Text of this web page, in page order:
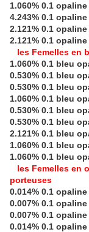
1.060% 0.1
4.243% 0.1
2.121% 0.1
2.121% 0.1
les Femelles en
1.060% 0.1 bleu
0.530% 0.1 bleu
0.530% 0.1 bleu
1.060% 0.1 bleu
0.530% 0.1 bleu
0.530% 0.1 bleu
2.121% 0.1 bleu
1.060% 0.1 bleu
1.060% 0.1 bleu
les Femelles en
porteuses
0.014% 0.1
0.007% 0.1
0.007% 0.1
0.014% 0.1